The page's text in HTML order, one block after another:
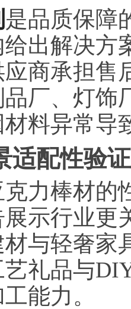
是品质保障
出解决方
商承担售
厂、灯饰
料异常导
适配性验证
力棒材的
示行业更
与轻奢家
礼品与
能力。